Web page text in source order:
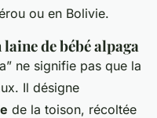
ou en Bolivie.
de bébé alpaga
ne signifie pas que la
Il désigne
de la toison, récoltée